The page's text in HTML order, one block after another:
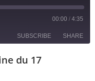
00:00 / 4:35
SUBSCRIBE SHARE
du 17